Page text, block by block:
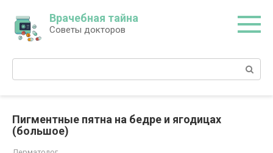
контенту
Врачебная тайна
Советы докторов
Поиск:
Пигментные пятна на бедре и ягодицах
(большое)